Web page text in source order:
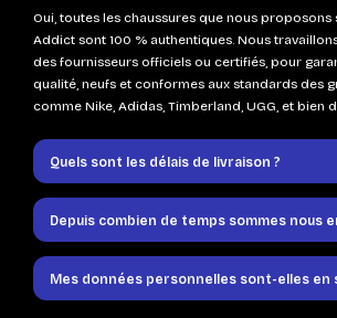
Oui, toutes les chaussures que nous proposons
Addict sont 100 % authentiques. Nous
des fournisseurs officiels ou certifiés, pour
qualité, neufs et conformes aux standards des
comme Nike, Adidas, Timberland, UGG, et bien
Quels sont les délais de livraison ?
Depuis combien de temps sommes nous
Mes données personnelles sont-elles en